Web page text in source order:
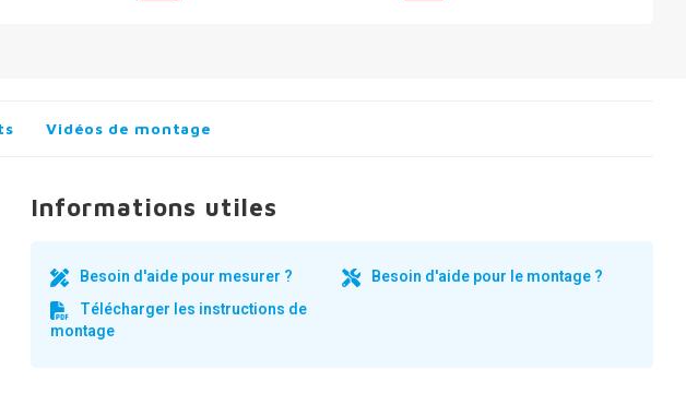
Vidéos de montage
Informations utiles
Besoin d'aide pour mesurer ?
Besoin d'aide pour le montage ?
Télécharger les instructions de
montage